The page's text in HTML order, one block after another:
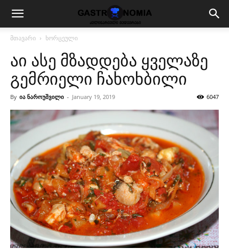
მთავარი ხორცეული
აი ასე მზადდება ყველაზე
გემრიელი ჩახოხბილი
By ია ნაროუშვილი - January 19, 2019 6047